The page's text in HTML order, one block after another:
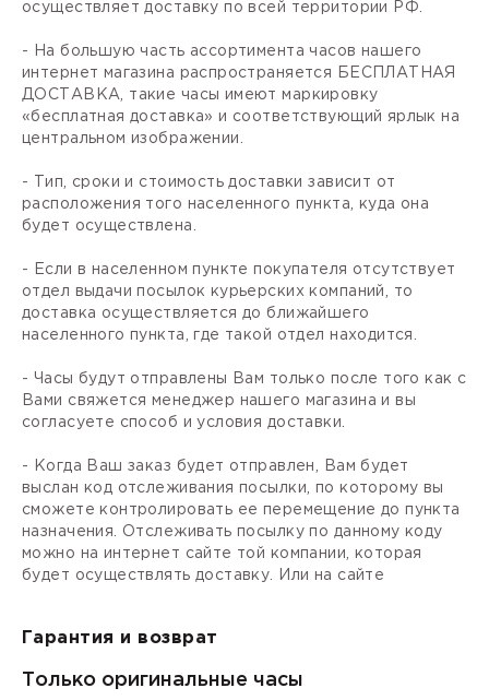
осуществляет доставку по всей территории РФ.
- На большую часть ассортимента часов нашего
интернет магазина распространяется БЕСПЛАТНАЯ
ДОСТАВКА, такие часы имеют маркировку
«бесплатная доставка» и соответствующий ярлык на
центральном изображении.
- Тип, сроки и стоимость доставки зависит от
расположения того населенного пункта, куда она
будет осуществлена.
- Если в населенном пункте покупателя отсутствует
отдел выдачи посылок курьерских компаний, то
доставка осуществляется до ближайшего
населенного пункта, где такой отдел находится.
- Часы будут отправлены Вам только после того как с
Вами свяжется менеджер нашего магазина и вы
согласуете способ и условия доставки.
- Когда Ваш заказ будет отправлен, Вам будет
выслан код отслеживания посылки, по которому вы
сможете контролировать ее перемещение до пункта
назначения. Отслеживать посылку по данному коду
можно на интернет сайте той компании, которая
будет осуществлять доставку. Или на сайте
Гарантия и возврат
Только оригинальные часы